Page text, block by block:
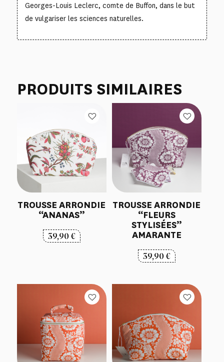
Georges-Louis Leclerc, comte de Buffon, dans le but
de vulgariser les sciences naturelles.
PRODUITS SIMILAIRES
TROUSSE ARRONDIE
“ANANAS”
39,90€
TROUSSE ARRONDIE
“FLEURS
STYLISÉES”
AMARANTE
39,90€